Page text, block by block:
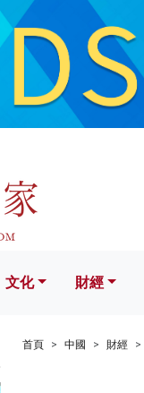
財經 生活
文化 財經
首頁 中國 財經